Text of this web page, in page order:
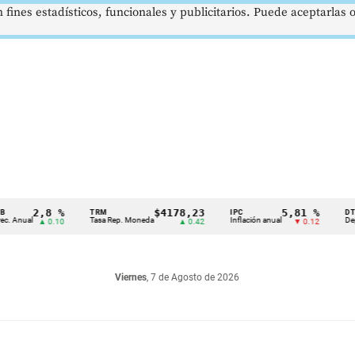
2,8 %
▲ 0.10
TRM
Tasa Rep. Moneda
$4178,23
▲ 0.42
IPC
Inflación anual
5,81 %
▼ 0.12
DTF
Dep.
Viernes, 7 de Agosto de 2026
estadísticos, funcionales y publicitarios. Puede aceptarlas